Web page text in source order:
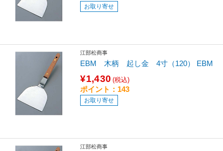
お取り寄せ
江部松商事
EBM 木柄 起し金 4寸（120） EBM
¥1,430 (税込)
ポイント：143
お取り寄せ
江部松商事